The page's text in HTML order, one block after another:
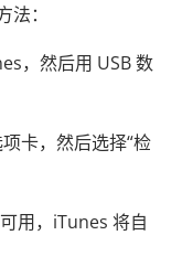
：
，然后用 USB 数
卡，然后选择“检
用，iTunes 将自